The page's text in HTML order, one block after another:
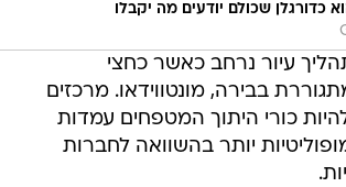
כדורגלן שכולם יודעים מה יקבלו
עיור נרחב כאשר כחצי
בבירה, מונטווידאו. מרכזים
להיות כורי היתוך המטפחים עמדות
יותר בהשוואה לחברות